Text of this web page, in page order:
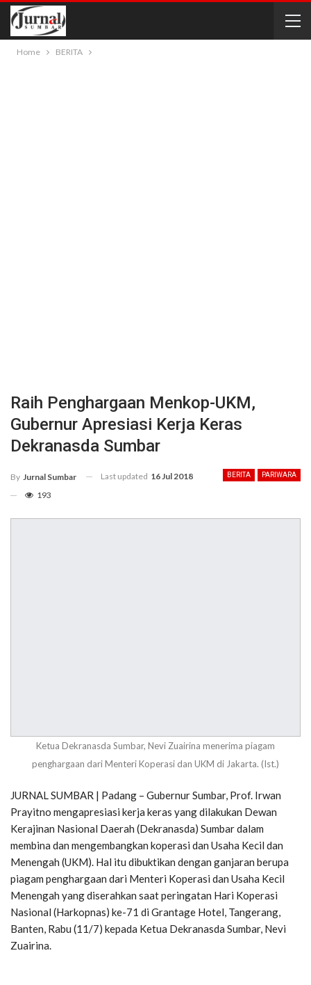
Home BERITA
Raih Penghargaan Menkop-UKM,
Gubernur Apresiasi Kerja Keras
Dekranasda Sumbar
BERITA PARIWARA
By Jurnal Sumbar Last updated 16 Jul 2018
193
Ketua Dekranasda Sumbar, Nevi Zuairina menerima piagam
penghargaan dari Menteri Koperasi dan UKM di Jakarta. (Ist.)
JURNAL SUMBAR | Padang – Gubernur Sumbar, Prof. Irwan
Prayitno mengapresiasi kerja keras yang dilakukan Dewan
Kerajinan Nasional Daerah (Dekranasda) Sumbar dalam
membina dan mengembangkan koperasi dan Usaha Kecil dan
Menengah (UKM). Hal itu dibuktikan dengan ganjaran berupa
piagam penghargaan dari Menteri Koperasi dan Usaha Kecil
Menengah yang diserahkan saat peringatan Hari Koperasi
Nasional (Harkopnas) ke-71 di Grantage Hotel, Tangerang,
Banten, Rabu (11/7) kepada Ketua Dekranasda Sumbar, Nevi
Zuairina.